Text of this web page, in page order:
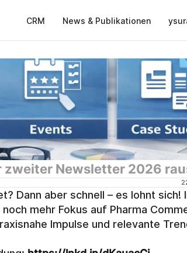
CRM News & Publikationen
zweiter Newsletter 2026
Dann aber schnell – es lohnt sich!
mehr Fokus auf Pharma
Impulse und relevante